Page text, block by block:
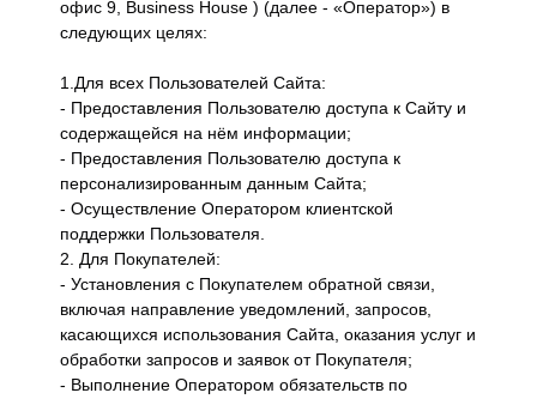
офис 9, Business House ) (далее - «Оператор») в
следующих целях:
1.Для всех Пользователей Сайта:
- Предоставления Пользователю доступа к Сайту и
содержащейся на нём информации;
- Предоставления Пользователю доступа к
персонализированным данным Сайта;
- Осуществление Оператором клиентской
поддержки Пользователя.
2. Для Покупателей:
- Установления с Покупателем обратной связи,
включая направление уведомлений, запросов,
касающихся использования Сайта, оказания услуг и
обработки запросов и заявок от Покупателя;
- Выполнение Оператором обязательств по